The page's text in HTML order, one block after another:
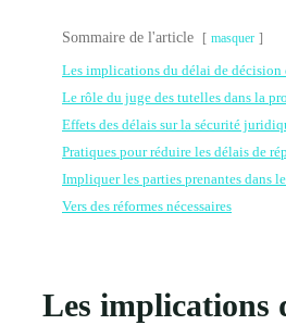
Sommaire de l'article masquer
Les implications du délai de décision
Le rôle du juge des tutelles dans la
Effets des délais sur la sécurité
Pratiques pour réduire les délais de
Impliquer les parties prenantes dans
Vers des réformes nécessaires
Les implications